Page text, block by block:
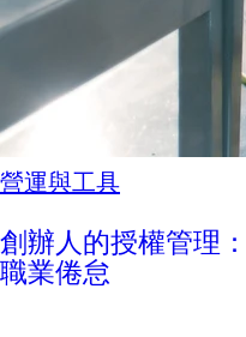
營運與工具
創辦人的授權管理
職業倦怠